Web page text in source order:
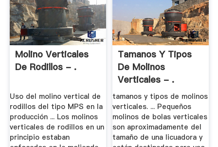
Molino Verticales
De Rodillos - .
Uso del molino vertical de
rodillos del tipo MPS en la
producción ... Los molinos
verticales de rodillos en un
principio estaban
Tamanos Y Tipos
De Molinos
Verticales - .
tamanos y tipos de molinos
verticales. ... Pequeños
molinos de bolas verticales
son aproximadamente del
tamaño de una licuadora y